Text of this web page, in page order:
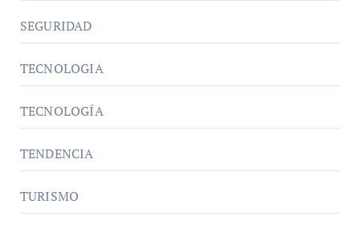
SEGURIDAD
TECNOLOGIA
TECNOLOGÍA
TENDENCIA
TURISMO